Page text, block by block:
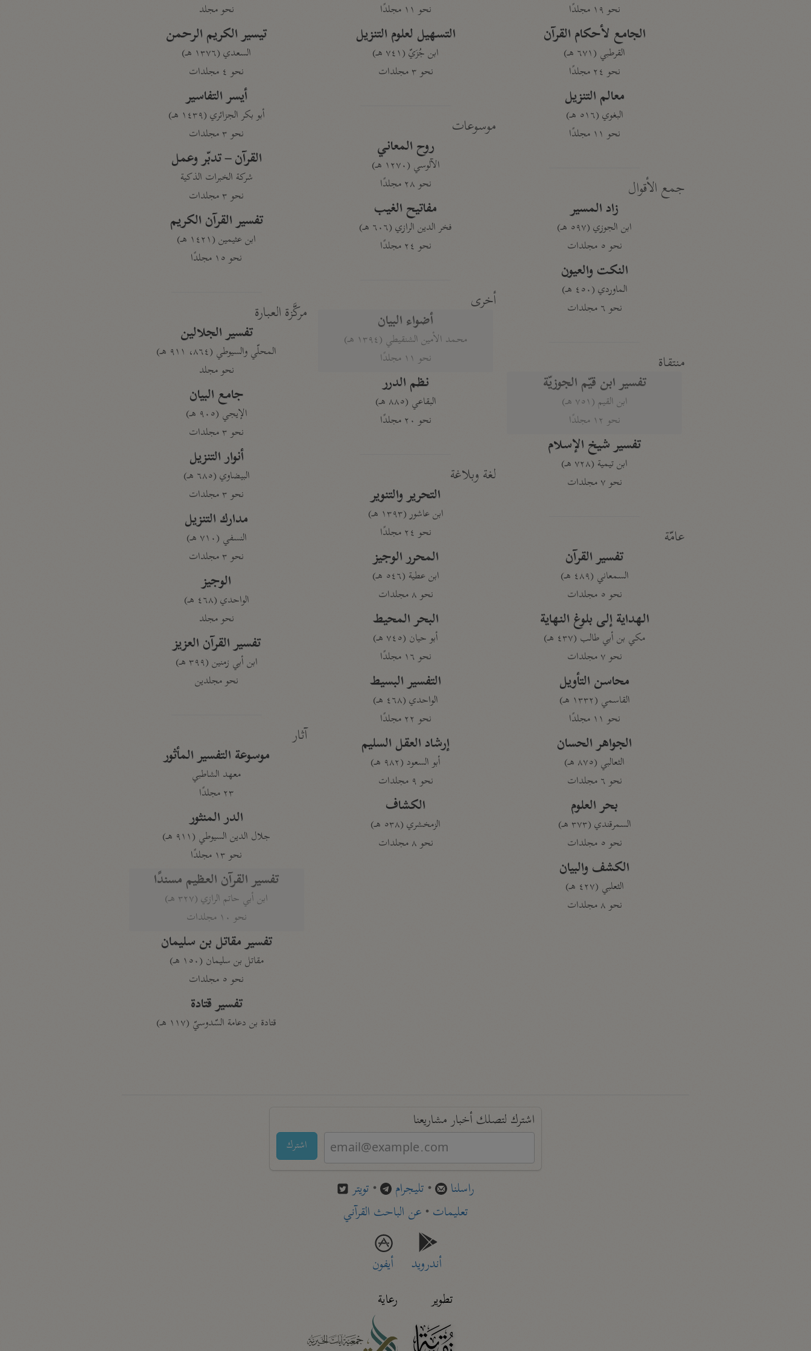
نحو ١٩ مجلدًا
الجامع لأحكام القرآن
القرطبي (٦٧١ هـ)
نحو ٢٤ مجلدًا
معالم التنزيل
البغوي (٥١٦ هـ)
نحو ١١ مجلدًا
جمع الأقوال
زاد المسير
ابن الجوزي (٥٩٧ هـ)
نحو ٥ مجلدات
النكت والعيون
الماوردي (٤٥٠ هـ)
نحو ٦ مجلدات
منتقاة
تفسير ابن قيّم الجوزيّة
ابن القيم (٧٥١ هـ)
نحو ١٢ مجلدًا
تفسير شيخ الإسلام
ابن تيمية (٧٢٨ هـ)
نحو ٧ مجلدات
عامّة
تفسير القرآن
السمعاني (٤٨٩ هـ)
نحو ٥ مجلدات
الهداية إلى بلوغ النهاية
مكي بن أبي طالب (٤٣٧ هـ)
نحو ٧ مجلدات
محاسن التأويل
القاسمي (١٣٣٢ هـ)
نحو ١١ مجلدًا
الجواهر الحسان
الثعالبي (٨٧٥ هـ)
نحو ٦ مجلدات
بحر العلوم
السمرقندي (٣٧٣ هـ)
نحو ٥ مجلدات
الكشف والبيان
الثعلبي (٤٢٧ هـ)
نحو ٨ مجلدات
نحو ١١ مجلدًا
التسهيل لعلوم التنزيل
ابن جُزَيّ (٧٤١ هـ)
نحو ٣ مجلدات
موسوعات
روح المعاني
الآلوسي (١٢٧٠ هـ)
نحو ٢٨ مجلدًا
مفاتيح الغيب
فخر الدين الرازي (٦٠٦ هـ)
نحو ٢٤ مجلدًا
أخرى
أضواء البيان
محمد الأمين الشنقيطي (١٣٩٤ هـ)
نحو ١١ مجلدًا
نظم الدرر
البقاعي (٨٨٥ هـ)
نحو ٢٠ مجلدًا
لغة وبلاغة
التحرير والتنوير
ابن عاشور (١٣٩٣ هـ)
نحو ٢٤ مجلدًا
المحرر الوجيز
ابن عطية (٥٤٦ هـ)
نحو ٨ مجلدات
البحر المحيط
أبو حيان (٧٤٥ هـ)
نحو ١٦ مجلدًا
التفسير البسيط
الواحدي (٤٦٨ هـ)
نحو ٢٢ مجلدًا
إرشاد العقل السليم
أبو السعود (٩٨٢ هـ)
نحو ٩ مجلدات
الكشاف
الزمخشري (٥٣٨ هـ)
نحو ٨ مجلدات
نحو مجلد
تيسير الكريم الرحمن
السعدي (١٣٧٦ هـ)
نحو ٤ مجلدات
أيسر التفاسير
أبو بكر الجزائري (١٤٣٩ هـ)
نحو ٣ مجلدات
القرآن – تدبّر وعمل
شركة الخبرات الذكية
نحو ٣ مجلدات
تفسير القرآن الكريم
ابن عثيمين (١٤٢١ هـ)
نحو ١٥ مجلدًا
مركَّزة العبارة
تفسير الجلالين
المحلّي والسيوطي (٨٦٤، ٩١١ هـ)
نحو مجلد
جامع البيان
الإيجي (٩٠٥ هـ)
نحو ٣ مجلدات
أنوار التنزيل
البيضاوي (٦٨٥ هـ)
نحو ٣ مجلدات
مدارك التنزيل
النسفي (٧١٠ هـ)
نحو ٣ مجلدات
الوجيز
الواحدي (٤٦٨ هـ)
نحو مجلد
تفسير القرآن العزيز
ابن أبي زمنين (٣٩٩ هـ)
نحو مجلدين
آثار
موسوعة التفسير المأثور
معهد الشاطبي
٢٣ مجلدًا
الدر المنثور
جلال الدين السيوطي (٩١١ هـ)
نحو ١٣ مجلدًا
تفسير القرآن العظيم مسندًا
ابن أبي حاتم الرازي (٣٢٧ هـ)
نحو ١٠ مجلدات
تفسير مقاتل بن سليمان
مقاتل بن سليمان (١٥٠ هـ)
نحو ٥ مجلدات
تفسير قتادة
قتادة بن دعامة السّدوسيّ (١١٧ هـ)
اشترك لتصلك أخبار مشاريعنا
اشترك
راسلنا • تليجرام • تويتر
تعليمات• عن الباحث القرآني
أندرويد
أيفون
تطوير
رعاية